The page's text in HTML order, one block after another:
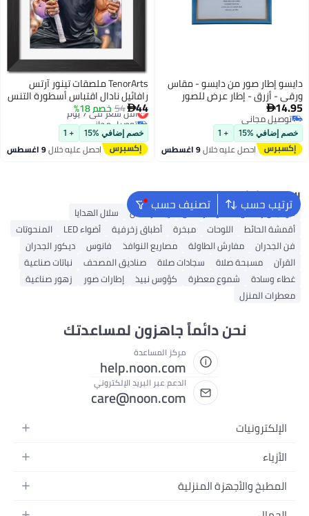
دايسو إطار صور من دايسو - مقاس
ورقي - أزرق - إطار عرض للصور
والرسومات
14.95
توصيل مجاني
توصيل مجاني
خصم إضافي %15 + 1
احصل عليه خلال9 اغسطس
TenorArts ملصقات تينور آرتس
رافائيل نادال اقتباس أسطورة التنس
ملصقات لامعة مؤطرة لوحات
44
54 خصم 18%
أقل سعر في 7 يوم
توصيل مجاني
أقل سعر في 7 يوم
خصم إضافي %15 + 1
احصل عليه خلال9 اغسطس
ترتيب حسب تصنيف حسب البحث الشائع
فوانيس رمضان أضواء رمضان زينة رمضان
سلال الهدايا
أقمشة الحائط
اللوحات مبخرة أطباق زخرفية أضواء LED
المنحوتات
فن الجدران
مفارش الطاولة مصاريع النوافذ فانوس
ديكور الجدران
القرآن
مسبحة صلاة سجادات صلاة صناديق المصحف
نباتات صناعية
غطاء وسادة
شموع معطرة كؤوس نبيذ إطارات صور
زهور صناعية
معطرات المنزل
نحن دائماً جاهزون لمساعدتك
مركز المساعدة
help.noon.com
الدعم عبر البريد الإلكتروني
care@noon.com
الإلكترونيات
الهواتف المتحركة
أجهزة الكمبيوتر المحمولة
أجهزة الكمبيوتر المكتبية
الأزياء
أزياء نسائية
المطبخ والأجهزة المنزلية
الأجهزة الكبيرة